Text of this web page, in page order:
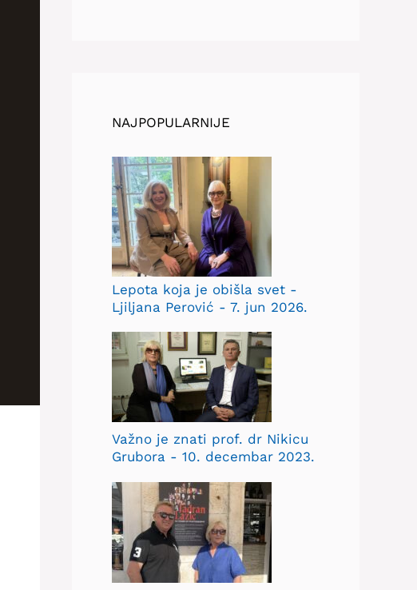
NAJPOPULARNIJE
Lepota koja je obišla svet -
Ljiljana Perović - 7. jun 2026.
Važno je znati prof. dr Nikicu
Grubora - 10. decembar 2023.